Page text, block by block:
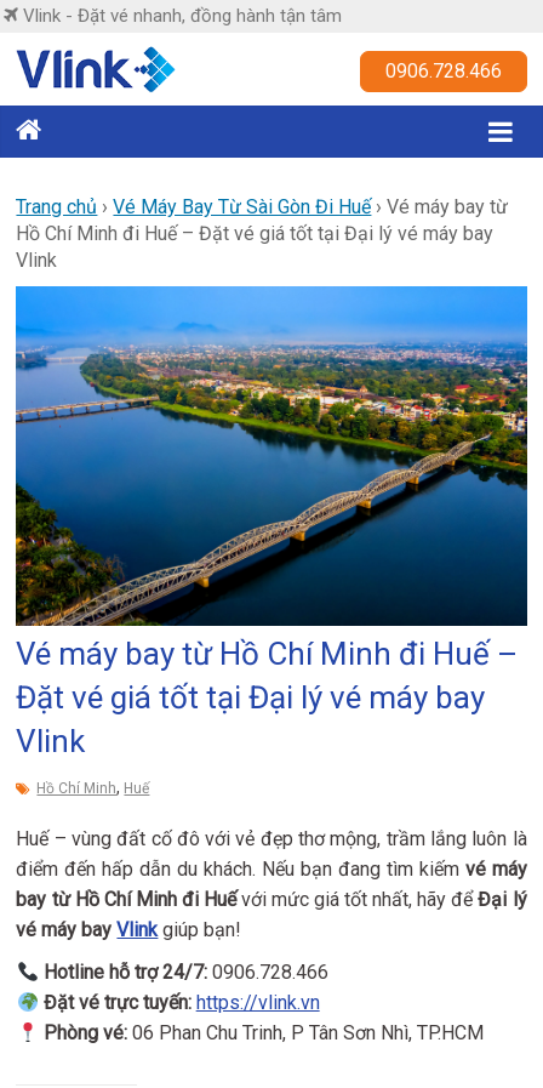
Skip
content
Vlink - Đặt vé nhanh, đồng hành tận tâm
Vlink
nhanh,
đồng
hành
tận
tâm
0906.728.466
Trang chủ ›Vé Máy Bay Từ Sài Gòn Đi Huế›Vé máy bay từ
Hồ Chí Minh đi Huế – Đặt vé giá tốt tại Đại lý vé máy bay
Vlink
Vé máy bay từ Hồ Chí Minh đi Huế –
Đặt vé giá tốt tại Đại lý vé máy bay
Vlink
Hồ Chí Minh, Huế
Huế – vùng đất cố đô với vẻ đẹp thơ mộng, trầm lắng luôn là
điểm đến hấp dẫn du khách. Nếu bạn đang tìm kiếm vé máy
bay từ Hồ Chí Minh đi Huếvới mức giá tốt nhất, hãy đểĐại lý
vé máy bayVlinkgiúp bạn!
Hotline hỗ trợ 24/7:0906.728.466
Đặt vé trực tuyến: https://vlink.vn
Phòng vé:06 Phan Chu Trinh, P Tân Sơn Nhì, TP.HCM